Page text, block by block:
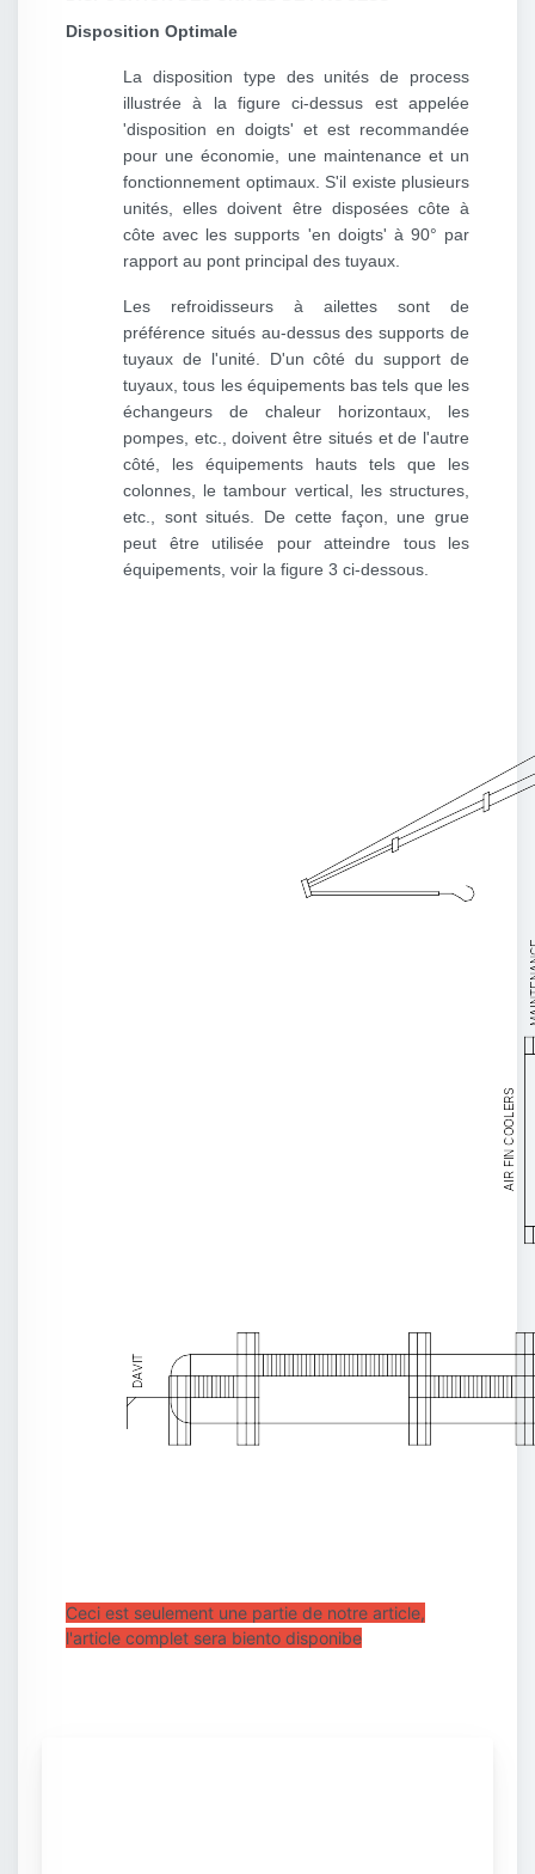
Disposition Optimale
La disposition type des unités de process
illustrée à la figure ci-dessus est appelée
'disposition en doigts' et est recommandée
pour une économie, une maintenance et un
fonctionnement optimaux. S'il existe plusieurs
unités, elles doivent être disposées côte à
côte avec les supports 'en doigts' à 90° par
rapport au pont principal des tuyaux.
Les refroidisseurs à ailettes sont de
préférence situés au-dessus des supports de
tuyaux de l'unité. D'un côté du support de
tuyaux, tous les équipements bas tels que les
échangeurs de chaleur horizontaux, les
pompes, etc., doivent être situés et de l'autre
côté, les équipements hauts tels que les
colonnes, le tambour vertical, les structures,
etc., sont situés. De cette façon, une grue
peut être utilisée pour atteindre tous les
équipements, voir la figure 3 ci-dessous.
Ceci est seulement une partie de notre article,
l'article complet sera biento disponibe